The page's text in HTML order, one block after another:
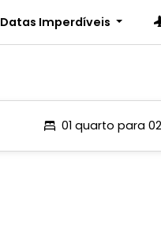
Datas Imperdíveis
01 quarto para